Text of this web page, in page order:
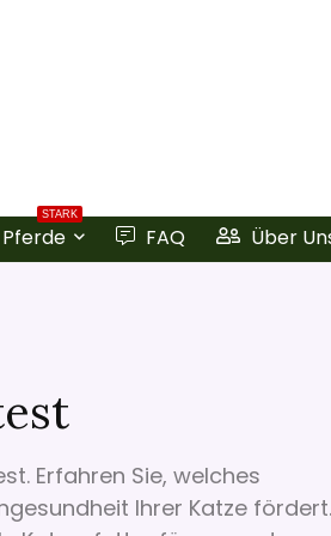
STARK
Pferde FAQ Über
Erfahren Sie, welches
Ihrer Katze fördert.